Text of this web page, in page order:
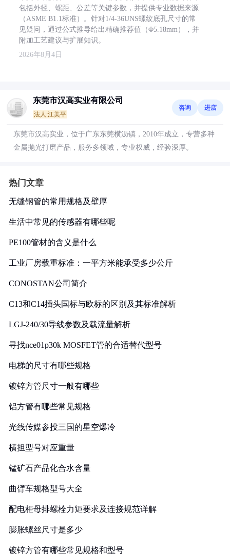
包括外径、螺距、公差等关键参数，并提供专业数据来源
（ASME B1.1标准）。针对1/4-36UNS螺纹底孔尺寸的常
见疑问，通过公式推导给出精确推荐值（Φ5.18mm），并
附加工艺建议与扩展知识。
2026年8月4日
东莞市汉高实业有限公司
法人:江美平
咨询 进店
东莞市汉高实业，位于广东东莞横沥镇，2010年成立，专营多种
金属抛光打磨产品，服务多领域，专业权威，经验深厚。
热门文章
无缝钢管的常用规格及壁厚
生活中常见的传感器有哪些呢
PE100管材的含义是什么
工业厂房载重标准：一平方米能承受多少公斤
CONOSTAN公司简介
C13和C14插头国标与欧标的区别及其标准解析
LGJ-240/30导线参数及载流量解析
寻找nce01p30k MOSFET管的合适替代型号
电梯的尺寸有哪些规格
镀锌方管尺寸一般有哪些
铝方管有哪些常见规格
光线传媒参投三国的星空爆冷
横担型号对应重量
锰矿石产品化合水含量
曲臂车规格型号大全
配电柜母排螺栓力矩要求及连接规范详解
膨胀螺丝尺寸是多少
镀锌方管有哪些常见规格和型号